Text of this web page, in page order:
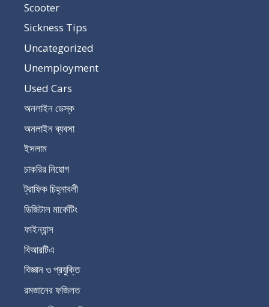
Scooter
Sickness Tips
Uncategorized
Unemployment
Used Cars
অনলাইন ডেস্ক
অনলাইন ব্যবসা
ইসলাম
চাকরির নিয়োগ
ট্রাফিক চিহ্নাবলী
ডিজিটাল মার্কেটিং
ফাইন্যান্স
বিআরটিএ
বিজ্ঞান ও প্রযুক্তি
রমজানের ফজিলত